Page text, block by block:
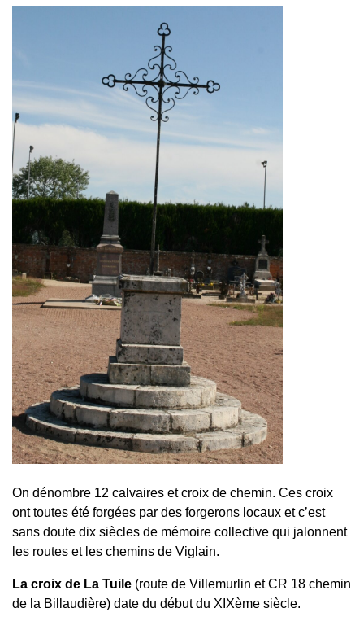
On dénombre 12 calvaires et croix de chemin. Ces croix
ont toutes été forgées par des forgerons locaux et c’est
sans doute dix siècles de mémoire collective qui jalonnent
les routes et les chemins de Viglain.
La croix de La Tuile (route de Villemurlin et CR 18 chemin
de la Billaudière) date du début du XIXème siècle.